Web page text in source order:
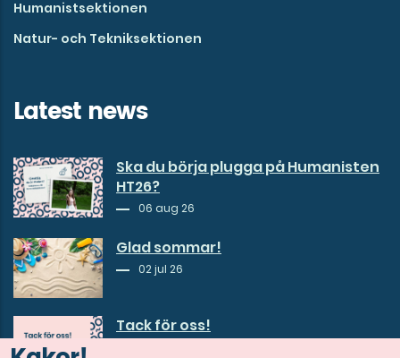
Humanistsektionen
Natur- och Tekniksektionen
Latest news
Ska du börja plugga på Humanisten
HT26?
06 aug 26
Glad sommar!
02 jul 26
Tack för oss!